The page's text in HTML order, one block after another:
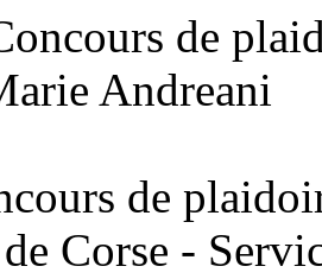
de
Andreani
de
Corse -